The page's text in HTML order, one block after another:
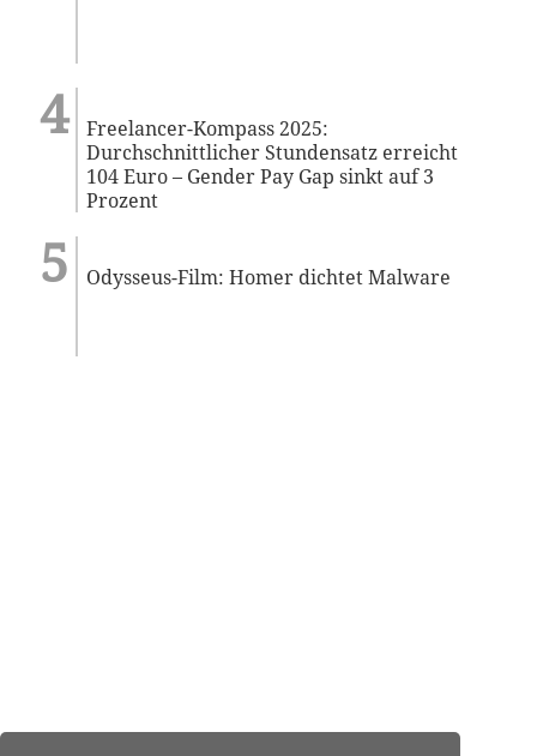
Freelancer-Kompass 2025:
Durchschnittlicher Stundensatz erreicht
104 Euro – Gender Pay Gap sinkt auf 3
Prozent
Odysseus-Film: Homer dichtet Malware